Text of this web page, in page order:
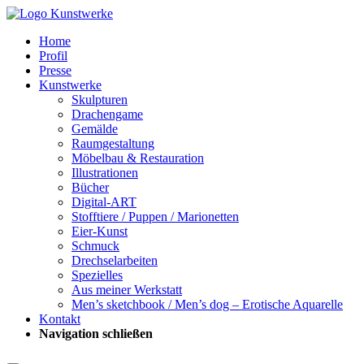
Home
Profil
Presse
Kunstwerke
Skulpturen
Drachengame
Gemälde
Raumgestaltung
Möbelbau & Restauration
Illustrationen
Bücher
Digital-ART
Stofftiere / Puppen / Marionetten
Eier-Kunst
Schmuck
Drechselarbeiten
Spezielles
Aus meiner Werkstatt
Men’s sketchbook / Men’s dog – Erotische Aquarelle
Kontakt
Navigation schließen